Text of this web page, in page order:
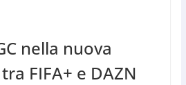
nella nuova
FIFA+ e DAZN